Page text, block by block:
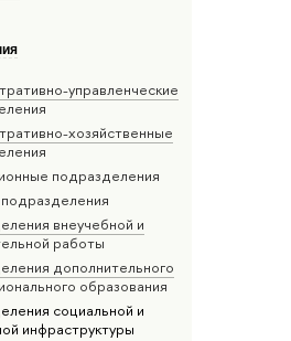
управленческие
хозяйственные
подразделения
внеучебной и
работы
дополнительного
образования
социальной и
инфраструктуры